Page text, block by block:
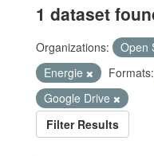
1 dataset
Organizations: Open
Energie
Formats:
Google Drive
Filter Results